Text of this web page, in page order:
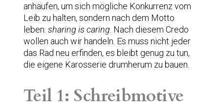
anhäufen, um sich mögliche Konkurrenz vom
Leib zu halten, sondern nach dem Motto
leben: sharing is caring . Nach diesem Credo
wollen auch wir handeln. Es muss nicht jeder
das Rad neu erfinden, es bleibt genug zu tun,
die eigene Karosserie drumherum zu bauen.
Teil 1: Schreibmotive